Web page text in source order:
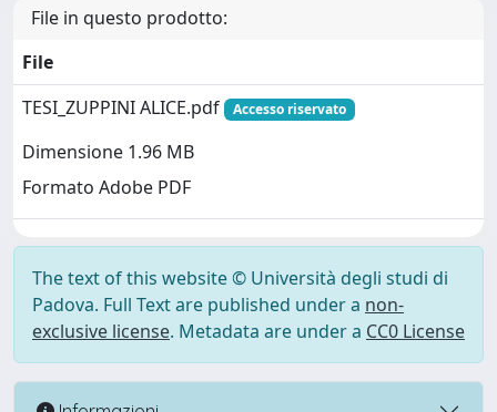
File in questo prodotto:
File
TESI_ZUPPINI ALICE.pdf
Accesso riservato
Dimensione 1.96 MB
Formato Adobe PDF
The text of this website © Università degli studi di
Padova. Full Text are published under a non-
exclusive license. Metadata are under a CC0 License